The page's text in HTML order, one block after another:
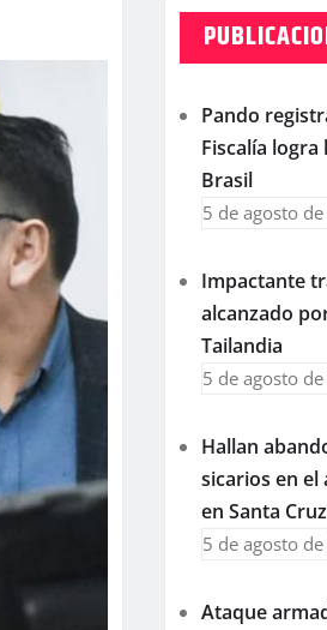
Pando
Fiscalía
Brasil
5 de agosto
Impactante
alcanzado
Tailandia
5 de agosto
Hallan
sicarios en el
en Santa Cruz
5 de agosto
Ataque